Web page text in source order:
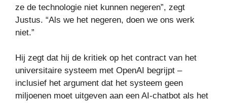
ze de technologie niet kunnen negeren”, zegt
Justus. “Als we het negeren, doen we ons werk
niet.”
Hij zegt dat hij de kritiek op het contract van het
universitaire systeem met OpenAI begrijpt –
inclusief het argument dat het systeem geen
miljoenen moet uitgeven aan een AI-chatbot als het